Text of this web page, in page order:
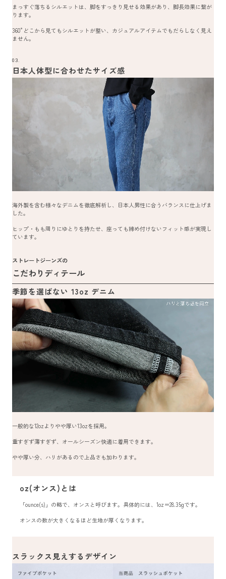
まっすぐ落ちるシルエットは、脚をすっきり見せる効果があり、脚長効果に繋が
ります。
360°どこから見てもシルエットが整い、カジュアルアイテムでもだらしなく見え
ません。
03.
日本人体型に合わせたサイズ感
海外製を含む様々なデニムを徹底解析し、日本人男性に合うバランスに仕上げま
した。
ヒップ・もも周りにゆとりを持たせ、座っても締め付けないフィット感が実現し
ています。
ストレートジーンズの
こだわりディテール
季節を選ばない 13oz デニム
一般的な12ozよりやや厚い13ozを採用。
重すぎず薄すぎず、オールシーズン快適に着用できます。
やや厚い分、ハリがあるので上品さも加わります。
oz(オンス)とは
「ounce(s)」の略で、オンスと呼びます。具体的には、1oz＝28.35gです。
オンスの数が大きくなるほど生地が厚くなります。
スラックス見えするデザイン